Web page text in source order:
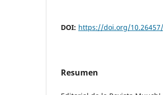
DOI: https://doi.org/
Resumen